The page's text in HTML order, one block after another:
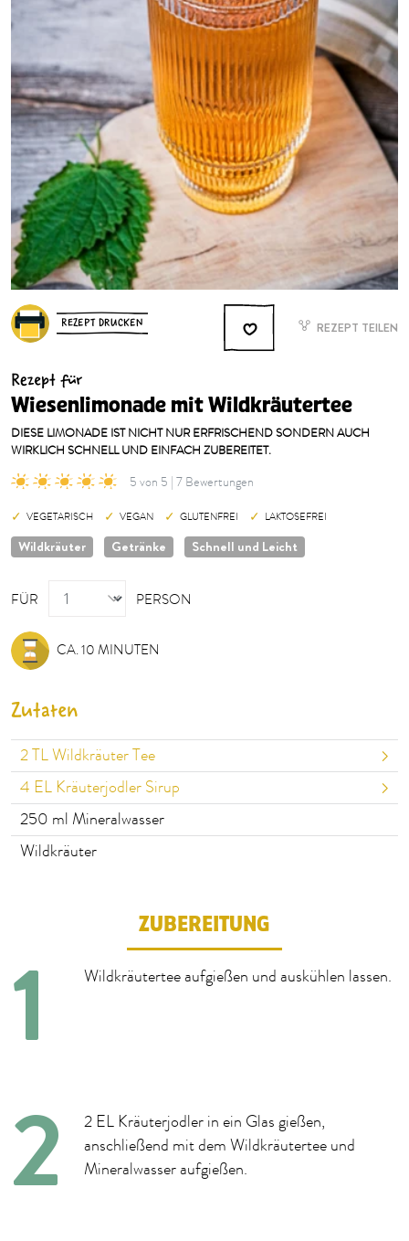
REZEPT DRUCKEN REZEPT TEILEN
Rezept für
Wiesenlimonade mit Wildkräutertee
DIESE LIMONADE IST NICHT NUR ERFRISCHEND SONDERN AUCH
WIRKLICH SCHNELL UND EINFACH ZUBEREITET.
5 von 5 | 7 Bewertungen
VEGETARISCH VEGAN GLUTENFREI LAKTOSEFREI
Wildkräuter Getränke Schnell und Leicht
FÜR
PERSON
PERSON
CA. 10 MINUTEN
Zutaten
2TL Wildkräuter Tee
4 EL Kräuterjodler Sirup
250 ml Mineralwasser
Wildkräuter
ZUBEREITUNG
Wildkräutertee aufgießen und auskühlen lassen.
2 EL Kräuterjodler in ein Glas gießen,
anschließend mit dem Wildkräutertee und
Mineralwasser aufgießen.